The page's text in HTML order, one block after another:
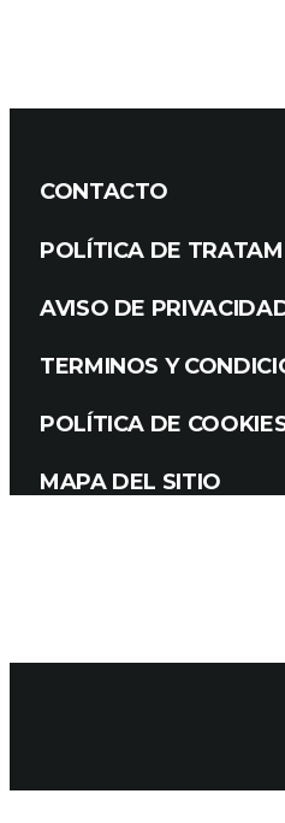
CONTACTO
POLÍTICA DE
AVISO DE
TERMINOS Y
POLÍTICA DE
MAPA DEL SITIO